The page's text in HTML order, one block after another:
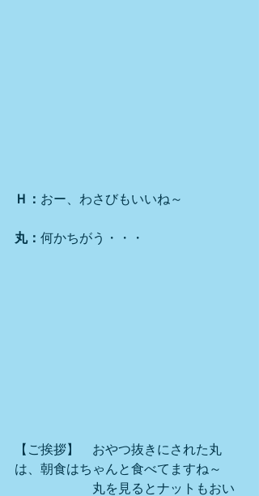
Ｈ： おー、わさびもいいね～
丸： 何かちがう・・・
【ご挨拶】　おやつ抜きにされた丸
は、朝食はちゃんと食べてますね～
丸を見るとナットもおい